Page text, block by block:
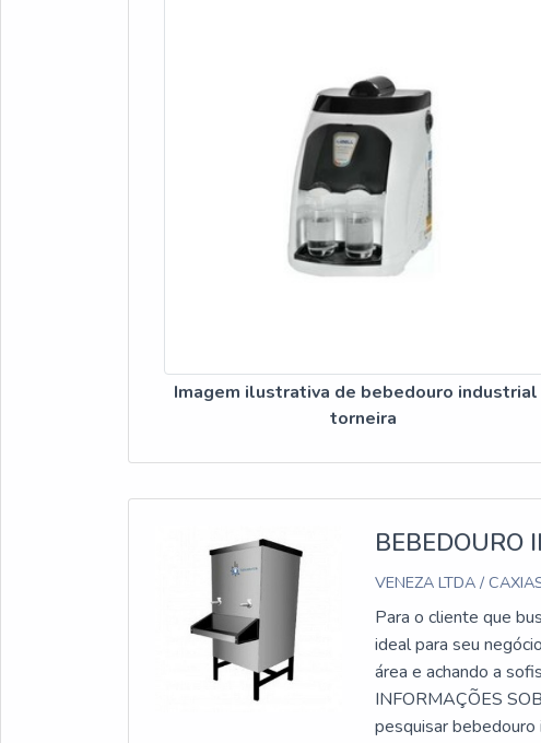
Imagem ilustrativa de bebedouro industrial
torneira
BEBEDOURO
VENEZA LTDA /
Para o cliente que
ideal para seu
área e achando a
INFORMAÇÕES
pesquisar